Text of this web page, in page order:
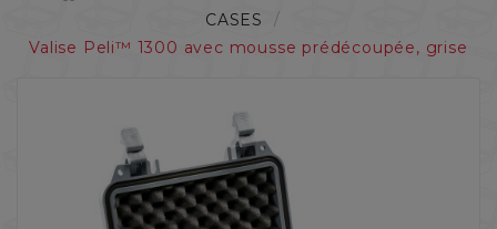
CASES
Valise Peli™ 1300 avec mousse prédécoupée, grise